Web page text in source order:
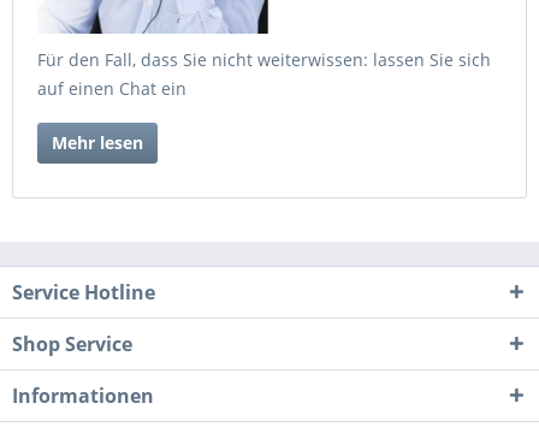
Für den Fall, dass Sie nicht weiterwissen: lassen Sie sich
auf einen Chat ein
Mehr lesen
Service Hotline
Shop Service
Informationen